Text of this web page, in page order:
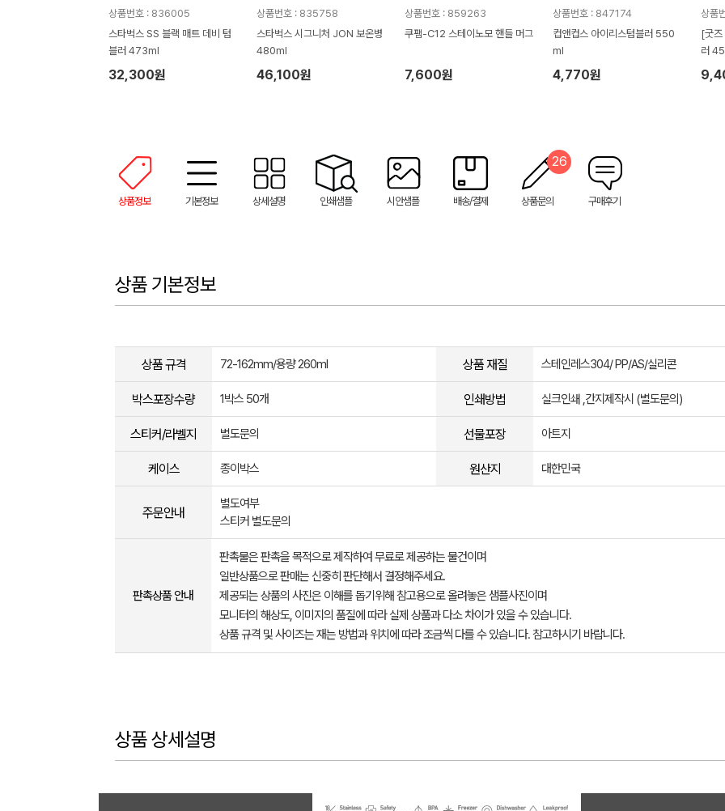
상품번호 : 836005
스타벅스 SS 블랙 매트 데비 텀
블러 473ml
32,300원
상품번호 : 835758
스타벅스 시그니처 JON 보온병
480ml
46,100원
상품번호 : 859263
쿠팸-C12 스테이노모 핸들 머그
7,600원
상품번호 : 847174
컵앤컵스 아이리스텀블러 550
ml
4,770원
상품
[굿즈
러
상품정보 기본정보 상세설명 인쇄샘플 시안샘플 배송/결제 상품문의
26
구매후기
상품 기본정보
상품 규격 72-162mm/용량 260ml 상품 재질 스테인레스304/ PP/AS/실리콘
박스포장수량 1박스 50개 인쇄방법 실크인쇄 ,간지제작시 (별도문의)
스티커/라벨지 별도문의 선물포장 아트지
케이스 종이박스 원산지 대한민국
주문안내
별도여부
스티커 별도문의
판촉상품 안내
판촉물은 판촉을 목적으로 제작하여 무료로 제공하는 물건이며
일반상품으로 판매는 신중히 판단해서 결정해주세요.
제공되는 상품의 사진은 이해를 돕기위해 참고용으로 올려놓은 샘플사진이며
모니터의 해상도, 이미지의 품질에 따라 실제 상품과 다소 차이가 있을 수 있습니다.
상품 규격 및 사이즈는 재는 방법과 위치에 따라 조금씩 다를 수 있습니다. 참고하시기 바랍니다.
상품 상세설명